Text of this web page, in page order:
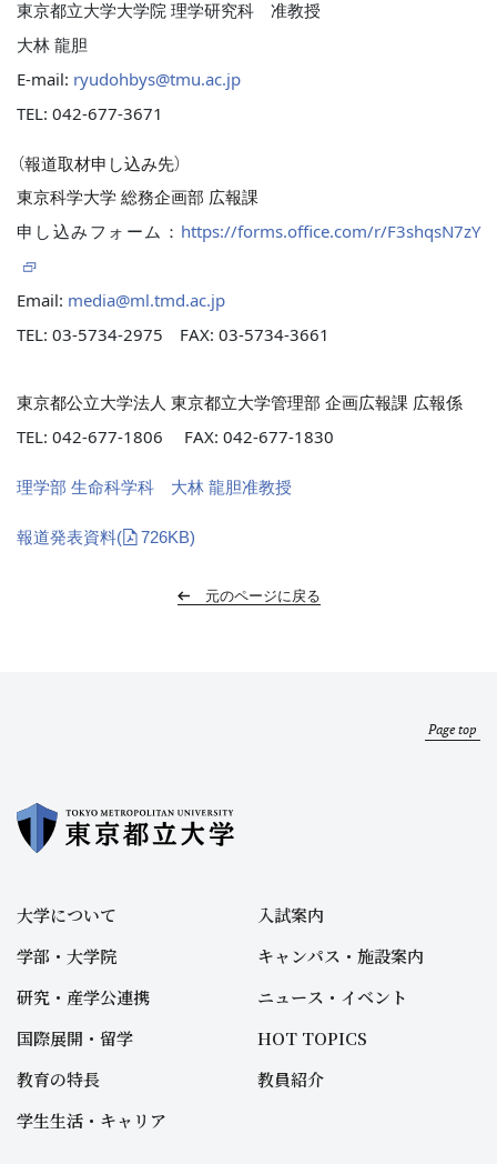
東京都立大学大学院 理学研究科 准教授
大林 龍胆
E-mail: ryudohbys@tmu.ac.jp
TEL: 042-677-3671
（報道取材申し込み先）
東京科学大学 総務企画部 広報課
申し込みフォーム： https://forms.office.com/r/F3shqsN7zY
Email: media@ml.tmd.ac.jp
TEL: 03-5734-2975 FAX: 03-5734-3661
東京都公立大学法人 東京都立大学管理部 企画広報課 広報係
TEL: 042-677-1806 FAX: 042-677-1830
理学部 生命科学科 大林 龍胆准教授
報道発表資料( 726KB)
元のページに戻る
Page top
大学について
学部・大学院
研究・産学公連携
国際展開・留学
教育の特長
学生生活・キャリア
入試案内
キャンパス・施設案内
ニュース・イベント
HOT TOPICS
教員紹介